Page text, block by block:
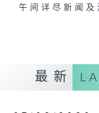
午间详尽新闻
最新